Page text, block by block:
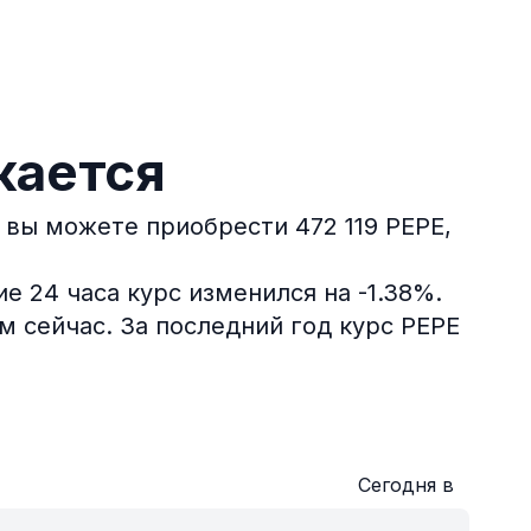
можете приобрести 472 119 PEPE,
24 часа курс изменился на -1.38%.
сейчас. За последний год курс PEPE
Сегодня в